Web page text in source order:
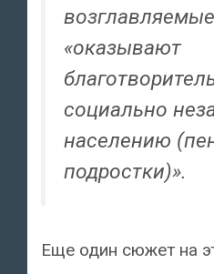
«оказывают
социально
населению
подростки)».
Еще один сюжет на